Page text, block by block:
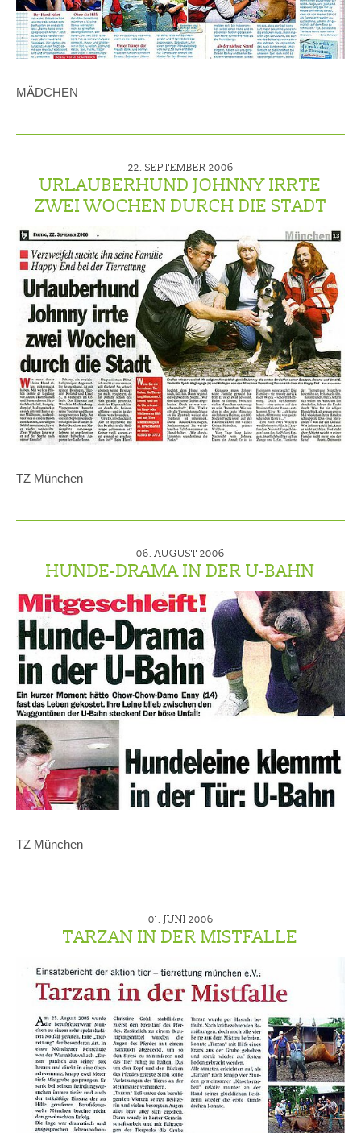
MÄDCHEN
22. SEPTEMBER 2006
URLAUBERHUND JOHNNY IRRTE
ZWEI WOCHEN DURCH DIE STADT
TZ München
06. AUGUST 2006
HUNDE-DRAMA IN DER U-BAHN
TZ München
01. JUNI 2006
TARZAN IN DER MISTFALLE